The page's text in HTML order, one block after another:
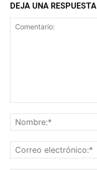
DEJA UNA RESPUESTA